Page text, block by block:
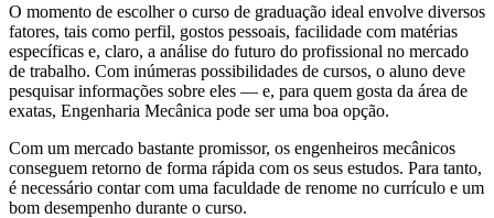
O momento de escolher o curso de graduação ideal envolve diversos
fatores, tais como perfil, gostos pessoais, facilidade com matérias
específicas e, claro, a análise do futuro do profissional no mercado
de trabalho. Com inúmeras possibilidades de cursos, o aluno deve
pesquisar informações sobre eles — e, para quem gosta da área de
exatas, Engenharia Mecânica pode ser uma boa opção.
Com um mercado bastante promissor, os engenheiros mecânicos
conseguem retorno de forma rápida com os seus estudos. Para tanto,
é necessário contar com uma faculdade de renome no currículo e um
bom desempenho durante o curso.